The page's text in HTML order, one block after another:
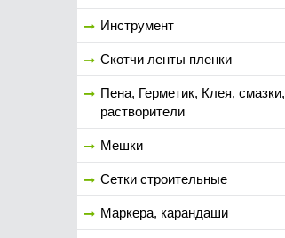
Инструмент
Скотчи ленты пленки
Пена, Герметик, Клея, смазки,
растворители
Мешки
Сетки строительные
Маркера, карандаши